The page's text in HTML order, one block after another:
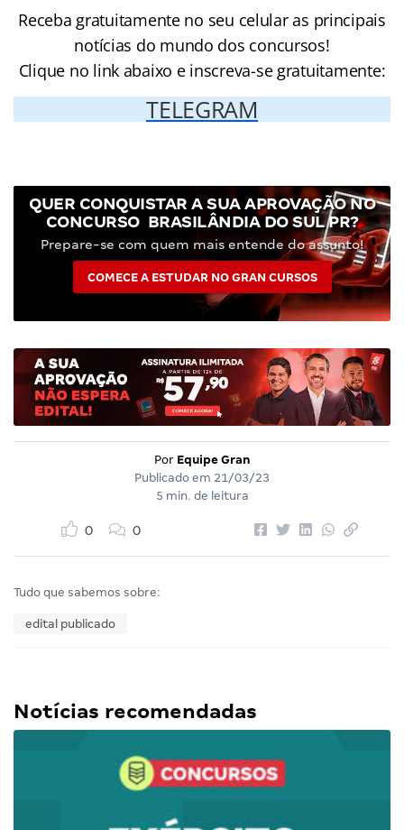
Receba gratuitamente no seu celular as principais
notícias do mundo dos concursos!
Clique no link abaixo e inscreva-se gratuitamente:
TELEGRAM
QUER CONQUISTAR A SUA APROVAÇÃO NO
CONCURSO BRASILÂNDIA DO SUL PR?
Prepare-se com quem mais entende do assunto!
COMECE A ESTUDAR NO GRAN CURSOS
Por Equipe Gran
Publicado em 21/03/23
5 min. de leitura
0 0
Tudo que sabemos sobre:
edital publicado
Notícias recomendadas